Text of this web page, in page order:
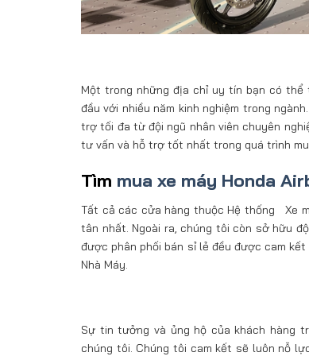
Một trong những địa chỉ uy tín bạn có thể
đầu với nhiều năm kinh nghiệm trong
trợ tối đa từ đội ngũ nhân viên chuyên
tư vấn và hỗ trợ tốt nhất trong quá trình
Tìm mua xe máy Honda
Tất cả các cửa hàng thuộc Hệ thống Xe
tân nhất. Ngoài ra, chúng tôi còn sở hữu
được phân phối bán sỉ lẻ đều được cam
Nhà Máy.
Sự tin tưởng và ủng hộ của khách hàng
chúng tôi. Chúng tôi cam kết sẽ luôn nỗ